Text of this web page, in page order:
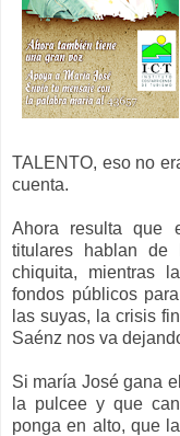
TALENTO, eso no
cuenta.
Ahora resulta que
titulares hablan
chiquita, mientras
fondos públicos
las suyas, la crisis
Saénz nos va
Si maría José gana
la pulcee y que
ponga en alto, que